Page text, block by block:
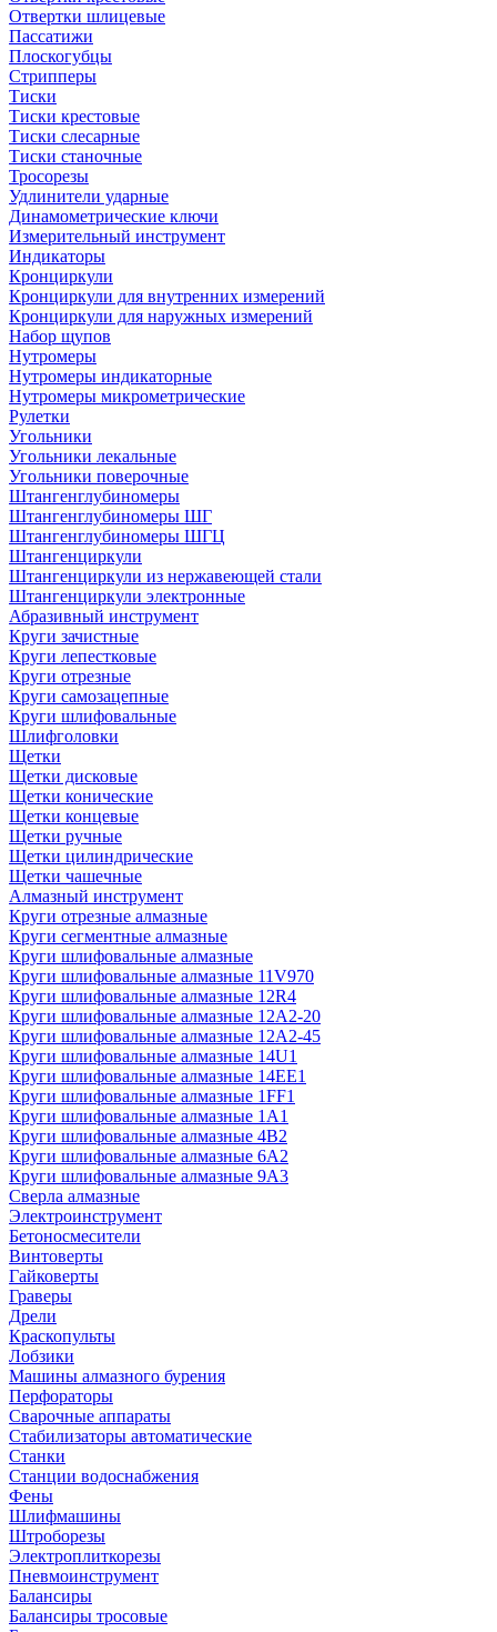
Отвертки шлицевые
Пассатижи
Плоскогубцы
Стрипперы
Тиски
Тиски крестовые
Тиски слесарные
Тиски станочные
Тросорезы
Удлинители ударные
Динамометрические ключи
Измерительный инструмент
Индикаторы
Кронциркули
Кронциркули для внутренних измерений
Кронциркули для наружных измерений
Набор щупов
Нутромеры
Нутромеры индикаторные
Нутромеры микрометрические
Рулетки
Угольники
Угольники лекальные
Угольники поверочные
Штангенглубиномеры
Штангенглубиномеры ШГ
Штангенглубиномеры ШГЦ
Штангенциркули
Штангенциркули из нержавеющей стали
Штангенциркули электронные
Абразивный инструмент
Круги зачистные
Круги лепестковые
Круги отрезные
Круги самозацепные
Круги шлифовальные
Шлифголовки
Щетки
Щетки дисковые
Щетки конические
Щетки концевые
Щетки ручные
Щетки цилиндрические
Щетки чашечные
Алмазный инструмент
Круги отрезные алмазные
Круги сегментные алмазные
Круги шлифовальные алмазные
Круги шлифовальные алмазные 11V970
Круги шлифовальные алмазные 12R4
Круги шлифовальные алмазные 12А2-20
Круги шлифовальные алмазные 12А2-45
Круги шлифовальные алмазные 14U1
Круги шлифовальные алмазные 14ЕЕ1
Круги шлифовальные алмазные 1FF1
Круги шлифовальные алмазные 1А1
Круги шлифовальные алмазные 4В2
Круги шлифовальные алмазные 6A2
Круги шлифовальные алмазные 9А3
Сверла алмазные
Электроинструмент
Бетоносмесители
Винтоверты
Гайковерты
Граверы
Дрели
Краскопульты
Лобзики
Машины алмазного бурения
Перфораторы
Сварочные аппараты
Стабилизаторы автоматические
Станки
Станции водоснабжения
Фены
Шлифмашины
Штроборезы
Электроплиткорезы
Пневмоинструмент
Балансиры
Балансиры тросовые